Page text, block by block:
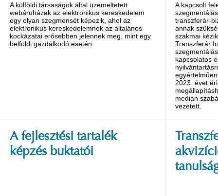
A külföldi társaságok által üzemeltetett
webáruházak az elektronikus kereskedelem
egy olyan szegmensét képezik, ahol az
elektronikus kereskedelemnek az általános
kockázatai erősebben jelennek meg, mint egy
belföldi gazdálkodó esetén.
A kapcsolt
transzferár-
annak
szakmai
Transzferár
kapcsolatos
2023. évet
medián
vezetett.
A fejlesztési tartalék
képzés buktatói